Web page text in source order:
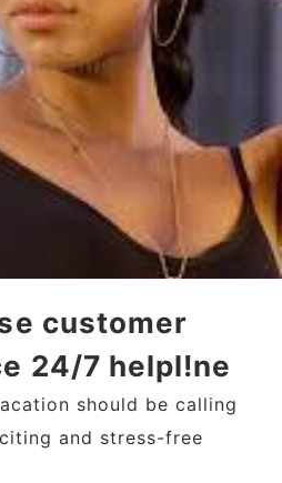
customer
24/7 helpl!ne
should be calling
and stress-free